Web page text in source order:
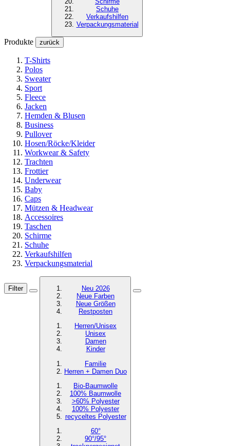
Schuhe
Verkaufshilfen
Verpackungsmaterial
Produkte zurück
T-Shirts
Polos
Sweater
Sport
Fleece
Jacken
Hemden & Blusen
Business
Pullover
Hosen/Röcke/Kleider
Workwear & Safety
Trachten
Frottier
Underwear
Baby
Caps
Mützen & Headwear
Accessoires
Taschen
Schirme
Schuhe
Verkaufshilfen
Verpackungsmaterial
Filter
Neu 2026
Neue Farben
Neue Größen
Restposten
Herren/Unisex
Unisex
Damen
Kinder
Familie
Herren + Damen Duo
Bio-Baumwolle
100% Baumwolle
>60% Polyester
100% Polyester
recyceltes Polyester
60°
90°/95°